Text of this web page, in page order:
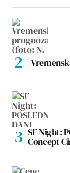
SF Night:
Concept